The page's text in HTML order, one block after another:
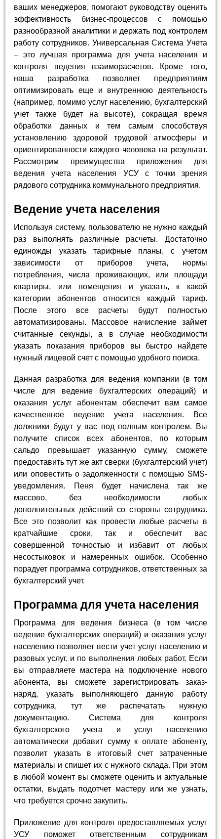
ваших менеджеров, помогают руководству оценить
эффективность бизнес-процессов с помощью
разнообразной аналитики и держать под контролем
работу сотрудников. Универсальная Система Учета
– это лучшая программа для учета населения и
контроля ведения взаиморасчетов. Кроме того,
наша разработка позволяет предприятиям
оптимизировать еще и внутреннюю деятельность
(например, помимо услуг населению, бухгалтерский
учет также будет на высоте), сокращая время
обработки данных и тем самым способствуя
установлению здоровой трудовой атмосферы и
ориентированности каждого человека на результат.
Рассмотрим преимущества приложения для
ведения учета населения УСУ с точки зрения
рядового сотрудника коммунального предприятия.
Ведение учета населения
Используя систему, пользователю не нужно каждый
раз выполнять различные расчеты. Достаточно
единожды указать тарифные планы, с учетом
зависимости от приборов учета, нормы
потребления, числа проживающих, или площади
квартиры, или помещения и указать, к какой
категории абонентов относится каждый тариф.
После этого все расчеты будут полностью
автоматизированы. Массовое начисление займет
считанные секунды, а в случае необходимости
указать показания приборов вы быстро найдете
нужный лицевой счет с помощью удобного поиска.
Данная разработка для ведения компании (в том
числе для ведение бухгалтерских операций) и
оказания услуг абонентам обеспечит вам самое
качественное ведение учета населения. Все
должники будут у вас под полным контролем. Вы
получите список всех абонентов, по которым
сальдо превышает указанную сумму, сможете
предоставить тут же акт сверки (бухгалтерский учет)
или оповестить о задолженности с помощью SMS-
уведомления. Пеня будет начислена так же
массово, без необходимости любых
дополнительных действий со стороны сотрудника.
Все это позволит как провести любые расчеты в
кратчайшие сроки, так и обеспечит вас
совершенной точностью и избавит от любых
несостыковок и намеренных ошибок. Особенно
порадует программа сотрудников, ответственных за
бухгалтерский учет.
Программа для учета населения
Программа для ведения бизнеса (в том числе
ведение бухгалтерских операций) и оказания услуг
населению позволяет вести учет услуг населению и
разовых услуг, и по выполнения любых работ. Если
вы отправляете мастера на подключение нового
абонента, вы сможете зарегистрировать заказ-
наряд, указать выполняющего данную работу
сотрудника, тут же распечатать нужную
документацию. Система для контроля
бухгалтерского учета и услуг населению
автоматически добавит сумму к оплате абоненту,
позволит указать в итоговый счет затраченные
материалы и спишет их с нужного склада. При этом
в любой момент вы сможете оценить и актуальные
остатки, выдать подотчет мастеру или же узнать,
что требуется срочно закупить.
Приложение для контроля предоставляемых услуг
УСУ поможет ответственным сотрудникам